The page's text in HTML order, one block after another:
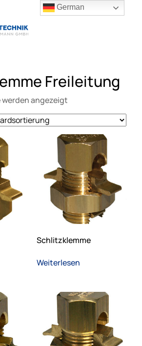
Freileitung
werden angezeigt
Schlitzklemme
Weiterlesen
German